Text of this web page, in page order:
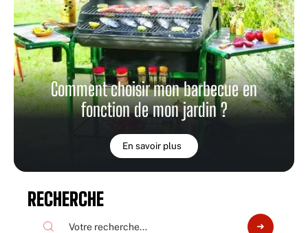
Comment choisir mon barbecue en
fonction de mon jardin ?
En savoir plus
RECHERCHE